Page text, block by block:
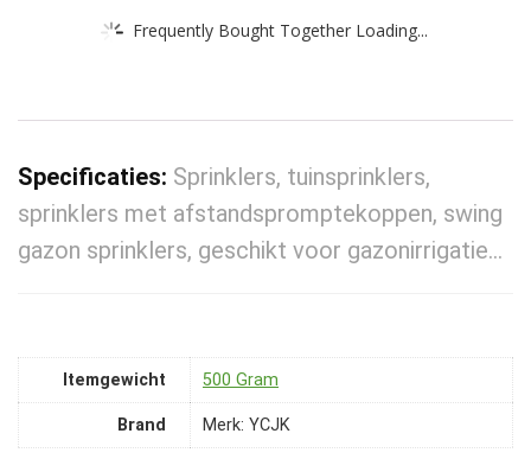
Frequently Bought Together Loading...
Specificaties: Sprinklers, tuinsprinklers,
sprinklers met afstandspromptekoppen, swing
gazon sprinklers, geschikt voor gazonirrigatie…
Itemgewicht ‎500 Gram
Brand Merk: YCJK